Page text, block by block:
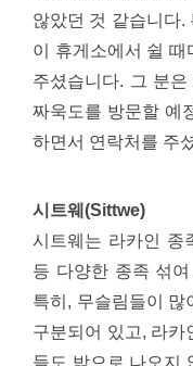
않았던 것 같습니다.
이 휴게소에서 쉴 때
주셨습니다. 그 분
짜욱도를 방문할 예
하면서 연락처를 주
시트웨(Sittwe)
시트웨는 라카인 종
등 다양한 종족 섞
특히, 무슬림들이 많
구분되어 있고, 라카
들도 밖으로 나오지